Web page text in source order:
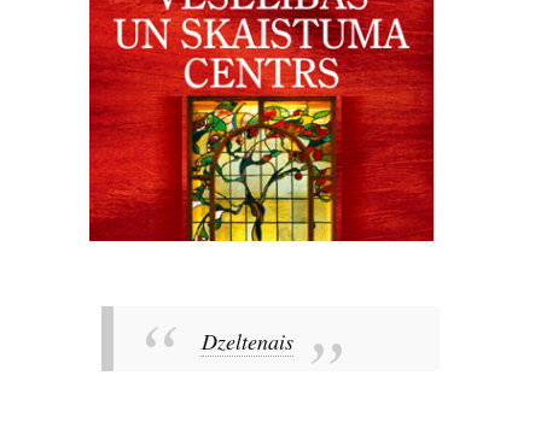
Dzeltenais